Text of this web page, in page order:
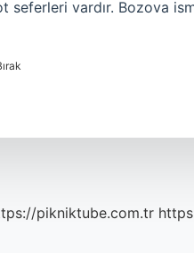
seferleri vardır. Bozova
pikniktube.com.tr